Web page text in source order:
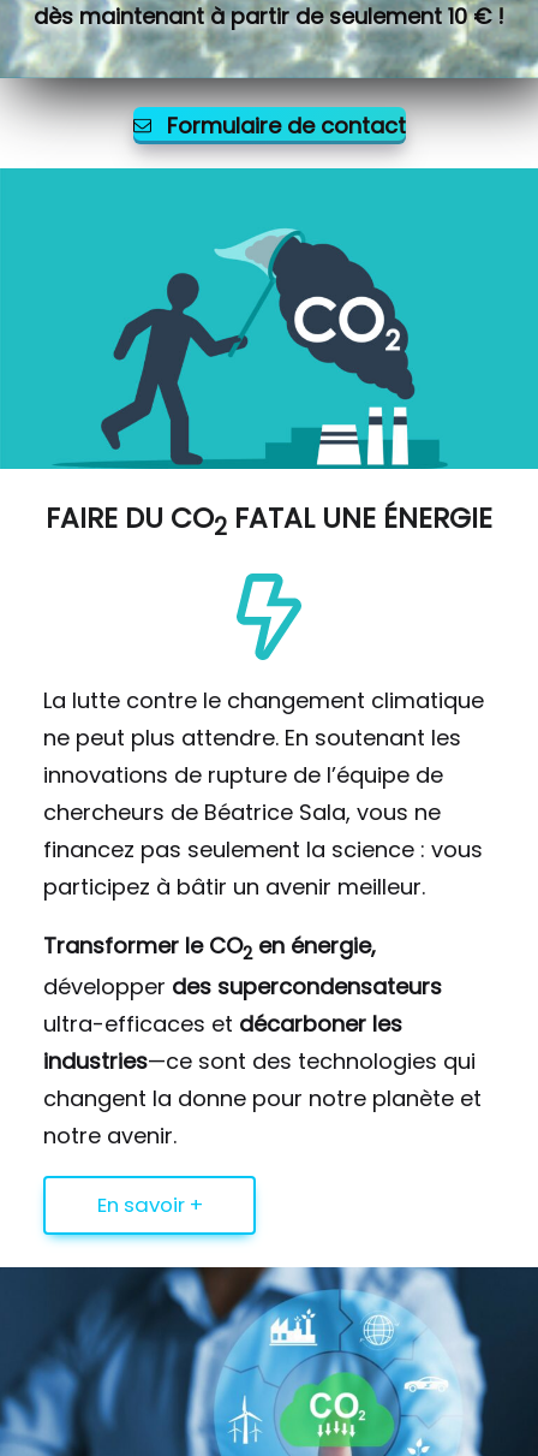
dès maintenant à partir de seulement 10 € !
Formulaire de contact
FAIRE DU CO2 FATAL UNE ÉNERGIE
La lutte contre le changement climatique
ne peut plus attendre. En soutenant les
innovations de rupture de l’équipe de
chercheurs de Béatrice Sala, vous ne
financez pas seulement la science : vous
participez à bâtir un avenir meilleur.
Transformer le CO2 en énergie,
développer des supercondensateurs
ultra-efficaces et décarboner les
industries—ce sont des technologies qui
changent la donne pour notre planète et
notre avenir.
En savoir +